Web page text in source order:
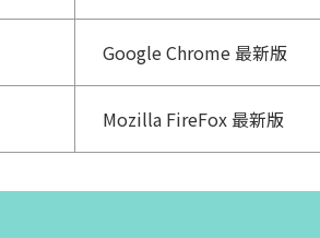
Google Chrome 最新版
Mozilla FireFox 最新版